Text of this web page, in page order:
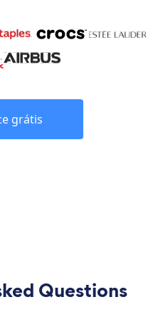
grátis
Questions